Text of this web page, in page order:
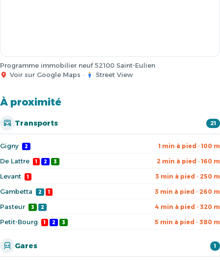
Programme immobilier neuf 52100 Saint-Eulien
Voir sur Google Maps · Street View
À proximité
Transports 21
Gigny 2 1 min à pied · 100 m
De Lattre 1 2 3 2 min à pied · 160 m
Levant 1 3 min à pied · 250 m
Gambetta 2 1 3 min à pied · 260 m
Pasteur 3 2 4 min à pied · 320 m
Petit-Bourg 1 2 3 5 min à pied · 380 m
Gares 1